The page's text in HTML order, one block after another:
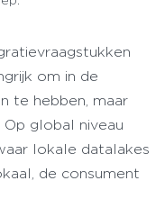
om in de
te hebben, maar
global niveau
lokale datalakes
de consument